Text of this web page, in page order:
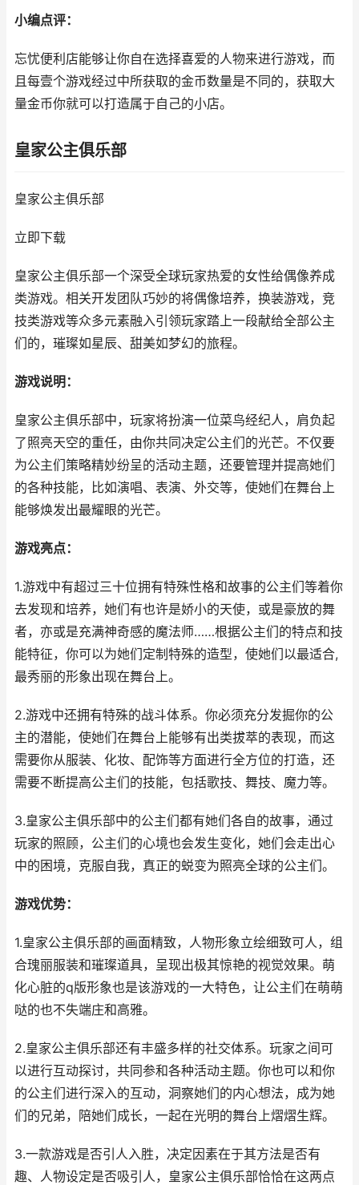
小编点评：
忘忧便利店能够让你自在选择喜爱的人物来进行游戏，而
且每壹个游戏经过中所获取的金币数量是不同的，获取大
量金币你就可以打造属于自己的小店。
皇家公主俱乐部
皇家公主俱乐部
立即下载
皇家公主俱乐部一个深受全球玩家热爱的女性给偶像养成
类游戏。相关开发团队巧妙的将偶像培养，换装游戏，竞
技类游戏等众多元素融入引领玩家踏上一段献给全部公主
们的，璀璨如星辰、甜美如梦幻的旅程。
游戏说明：
皇家公主俱乐部中，玩家将扮演一位菜鸟经纪人，肩负起
了照亮天空的重任，由你共同决定公主们的光芒。不仅要
为公主们策略精妙纷呈的活动主题，还要管理并提高她们
的各种技能，比如演唱、表演、外交等，使她们在舞台上
能够焕发出最耀眼的光芒。
游戏亮点：
1.游戏中有超过三十位拥有特殊性格和故事的公主们等着你
去发现和培养，她们有也许是娇小的天使，或是豪放的舞
者，亦或是充满神奇感的魔法师……根据公主们的特点和技
能特征，你可以为她们定制特殊的造型，使她们以最适合,
最秀丽的形象出现在舞台上。
2.游戏中还拥有特殊的战斗体系。你必须充分发掘你的公
主的潜能，使她们在舞台上能够有出类拔萃的表现，而这
需要你从服装、化妆、配饰等方面进行全方位的打造，还
需要不断提高公主们的技能，包括歌技、舞技、魔力等。
3.皇家公主俱乐部中的公主们都有她们各自的故事，通过
玩家的照顾，公主们的心境也会发生变化，她们会走出心
中的困境，克服自我，真正的蜕变为照亮全球的公主们。
游戏优势：
1.皇家公主俱乐部的画面精致，人物形象立绘细致可人，组
合瑰丽服装和璀璨道具，呈现出极其惊艳的视觉效果。萌
化心脏的q版形象也是该游戏的一大特色，让公主们在萌萌
哒的也不失端庄和高雅。
2.皇家公主俱乐部还有丰盛多样的社交体系。玩家之间可
以进行互动探讨，共同参和各种活动主题。你也可以和你
的公主们进行深入的互动，洞察她们的内心想法，成为她
们的兄弟，陪她们成长，一起在光明的舞台上熠熠生辉。
3.一款游戏是否引人入胜，决定因素在于其方法是否有
趣、人物设定是否吸引人，皇家公主俱乐部恰恰在这两点